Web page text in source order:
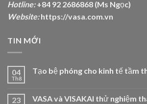
Hotline:+84 92 2686868 (Ms Ngọc)
Website: https://vasa.com.vn
TIN MỚI
04
Th8
Tạo bệ phóng cho kinh tế tầm
23
VASA và VISAKAI thử nghiệm